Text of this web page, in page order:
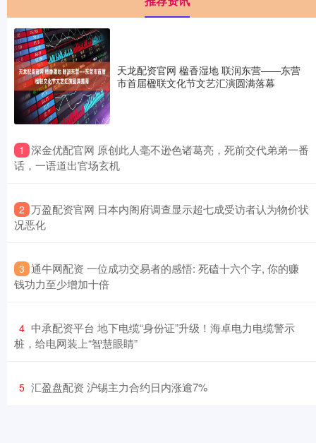
天龙配资官网 楹香湿地 联润东营——东营
市首届楹联文化节文艺汇演圆满落幕
1 ​深金优配官网 原创此人毫不逊色诸葛亮，死前交代弟弟一番
话，一语道出官场玄机
2 ​万盈配资官网 日本内阁府调查显示超七成受访者认为物价状
况恶化
3 ​通牛网配资 一位成功交易者的感悟: 死磕十六个字, 你的赚
钱功力至少增加十倍
4 ​中承配资平台 地下电缆“身份证”升级！海卓电力电缆警示
桩，给电网装上“智慧眼睛”
5 ​汇盈盘配资 沪锡主力合约日内涨逾7%